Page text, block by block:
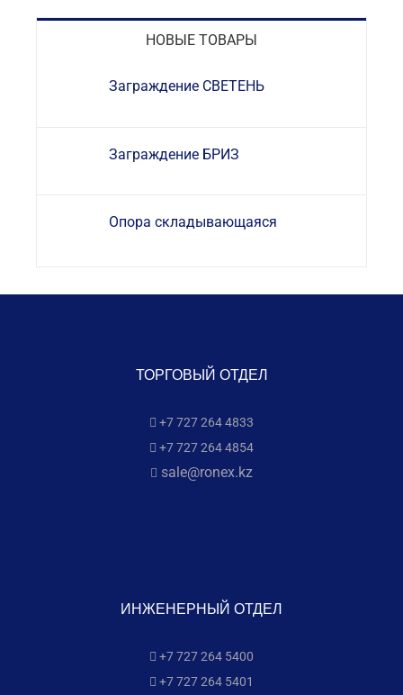
НОВЫЕ ТОВАРЫ
Заграждение СВЕТЕНЬ
Заграждение БРИЗ
Опора складывающаяся
ТОРГОВЫЙ ОТДЕЛ
+7 727 264 4833
+7 727 264 4854
sale@ronex.kz
ИНЖЕНЕРНЫЙ ОТДЕЛ
+7 727 264 5400
+7 727 264 5401